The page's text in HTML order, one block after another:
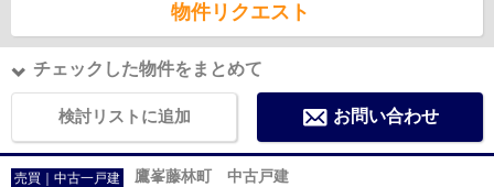
物件リクエスト
チェックした物件をまとめて
検討リストに追加 お問い合わせ
売買｜中古一戸建 鷹峯藤林町 中古戸建